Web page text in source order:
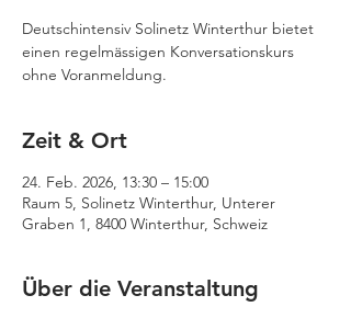
Deutschintensiv Solinetz Winterthur bietet
einen regelmässigen Konversationskurs
ohne Voranmeldung.
Zeit & Ort
24. Feb. 2026, 13:30 – 15:00
Raum 5, Solinetz Winterthur, Unterer
Graben 1, 8400 Winterthur, Schweiz
Über die Veranstaltung